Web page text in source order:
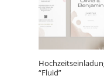
“Fluid”